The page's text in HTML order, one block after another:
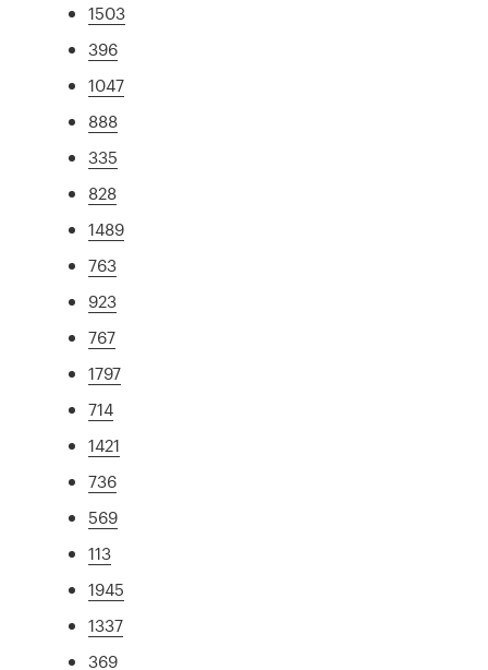
1503
396
1047
888
335
828
1489
763
923
767
1797
714
1421
736
569
113
1945
1337
369